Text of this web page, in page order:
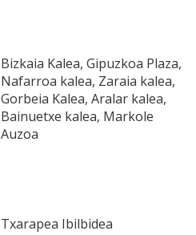
Bizkaia Kalea, Gipuzkoa Plaza,
Nafarroa kalea, Zaraia kalea,
Gorbeia Kalea, Aralar kalea,
Bainuetxe kalea, Markole
Auzoa
Txarapea Ibilbidea